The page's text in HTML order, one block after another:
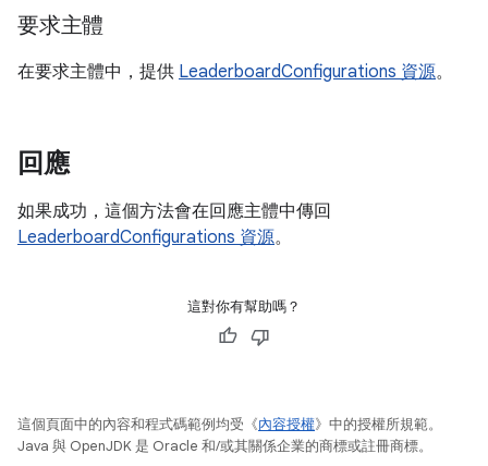
要求主體
在要求主體中，提供 LeaderboardConfigurations 資源。
回應
如果成功，這個方法會在回應主體中傳回
LeaderboardConfigurations 資源。
這對你有幫助嗎？
這個頁面中的內容和程式碼範例均受《內容授權》中的授權所規範。
Java 與 OpenJDK 是 Oracle 和/或其關係企業的商標或註冊商標。